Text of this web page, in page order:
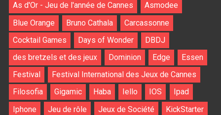
As d'Or - Jeu de l'année de Cannes
Asmodee
Blue Orange
Bruno Cathala
Carcassonne
Cocktail Games
Days of Wonder
DBDJ
des bretzels et des jeux
Dominion Edge
Essen
Festival
Festival International des Jeux de Cannes
Filosofia
Gigamic Haba Iello IOS
Ipad
Iphone
Jeu de rôle Jeux de Société KickStarter